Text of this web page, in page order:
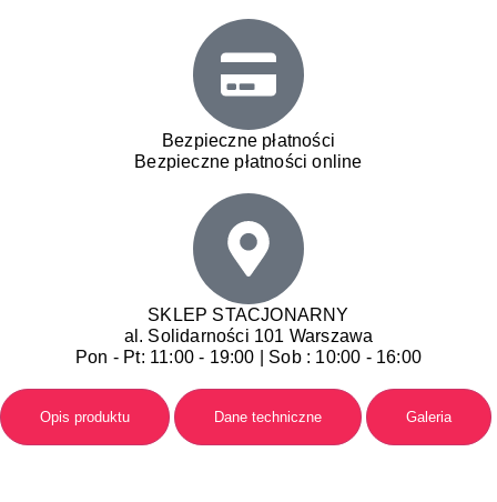
Bezpieczne płatności
Bezpieczne płatności online
SKLEP STACJONARNY
al. Solidarności 101 Warszawa
Pon - Pt: 11:00 - 19:00 | Sob : 10:00 - 16:00
Opis produktu Dane techniczne Galeria